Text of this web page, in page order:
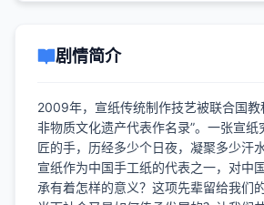
剧情简介
2009年，宣纸传统制作技艺被联合国教
非物质文化遗产代表作名录”。一张宣纸
匠的手，历经多少个日夜，凝聚多少汗
宣纸作为中国手工纸的代表之一，对中
承有着怎样的意义？这项先辈留给我们